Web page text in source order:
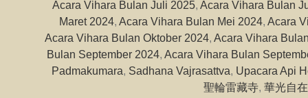
Acara Vihara Bulan Juli 2025, Acara Vihara Bulan
Maret 2024, Acara Vihara Bulan Mei 2024, Acara
Acara Vihara Bulan Oktober 2024, Acara Vihara
Bulan September 2024, Acara Vihara Bulan
Padmakumara, Sadhana Vajrasattva, Upacara Api
聖輪雷藏寺, 華光自